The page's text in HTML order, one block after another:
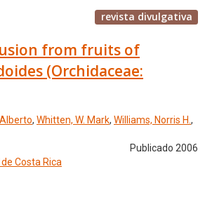
revista divulgativa
from fruits of
(Orchidaceae:
, Whitten, W. Mark, Williams, Norris H.,
Publicado 2006
Costa Rica